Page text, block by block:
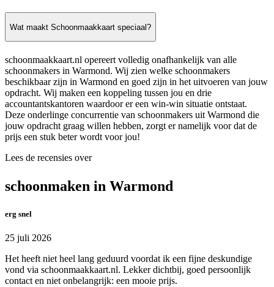
Wat maakt Schoonmaakkaart speciaal?
schoonmaakkaart.nl opereert volledig onafhankelijk van alle
schoonmakers in Warmond. Wij zien welke schoonmakers
beschikbaar zijn in Warmond en goed zijn in het uitvoeren van jouw
opdracht. Wij maken een koppeling tussen jou en drie
accountantskantoren waardoor er een win-win situatie ontstaat.
Deze onderlinge concurrentie van schoonmakers uit Warmond die
jouw opdracht graag willen hebben, zorgt er namelijk voor dat de
prijs een stuk beter wordt voor jou!
Lees de recensies over
schoonmaken in Warmond
erg snel
25 juli 2026
Het heeft niet heel lang geduurd voordat ik een fijne deskundige
vond via schoonmaakkaart.nl. Lekker dichtbij, goed persoonlijk
contact en niet onbelangrijk: een mooie prijs.